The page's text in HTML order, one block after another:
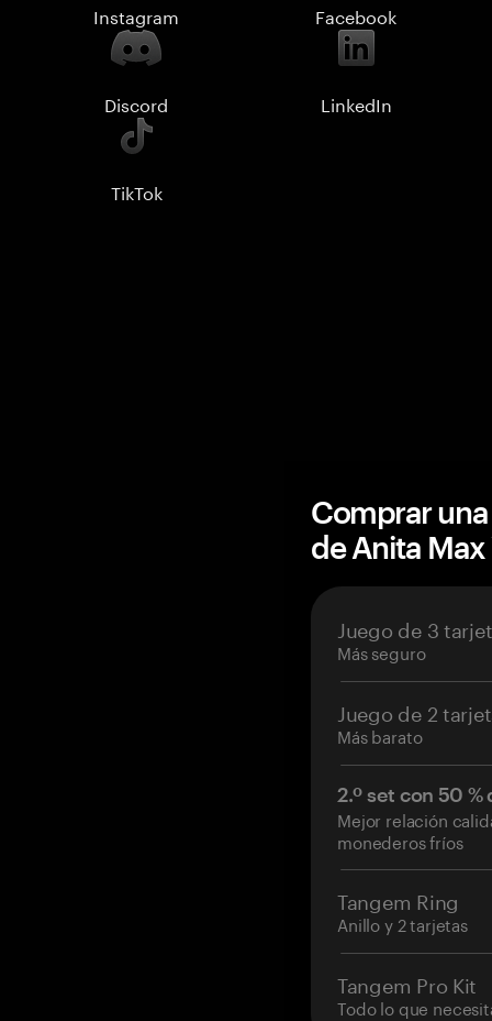
Instagram Facebook
Discord LinkedIn
TikTok
Comprar
de Anita
Juego de 3
Más seguro
Juego de 2
Más barato
2.º set con 50
Mejor relación
monederos fríos
Tangem Ring
Anillo y 2 tarjetas
Tangem Pro Kit
Todo lo que